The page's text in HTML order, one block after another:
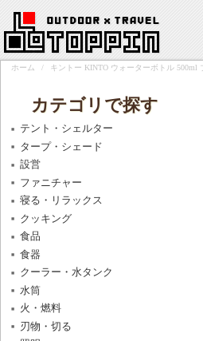
ホーム / キントー KINTO ウォーターボトル 500ml
カテゴリで探す
テント・シェルター
タープ・シェード
設営
ファニチャー
寝る・リラックス
クッキング
食品
食器
クーラー・水タンク
水筒
火・燃料
刃物・切る